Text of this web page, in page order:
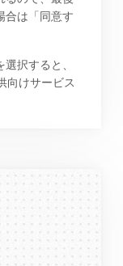
合は「同意す
択すると、
向けサービス